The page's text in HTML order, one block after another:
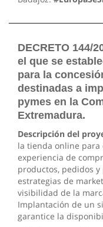
DECRETO 144/
el que se
para la
destinadas a
pymes en la
Extremadura.
Descripción del
la tienda online para
experiencia de
productos, pedidos
estrategias de
visibilidad de la
Implantación de un
garantice la